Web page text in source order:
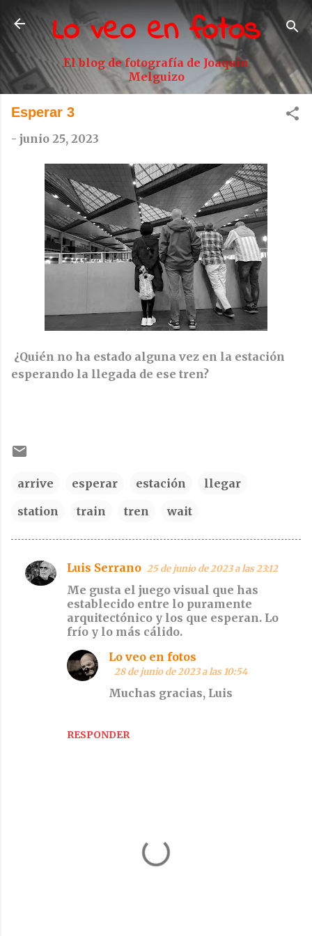
Ir al contenido principal
Lo veo en fotos
El blog de fotografía de Joaquín
Melguizo
Esperar 3
- junio 25, 2023
¿Quién no ha estado alguna vez en la estación
esperando la llegada de ese tren?
arrive esperar estación
llegar
station
train tren wait
C
Luis Serrano 25 de junio de 2023 a las 23:12
Me gusta el juego visual que has
establecido entre lo puramente
arquitectónico y los que esperan. Lo
frío y lo más cálido.
RESPONDER
Lo veo en fotos
28 de junio de 2023 a las 10:54
Muchas gracias, Luis